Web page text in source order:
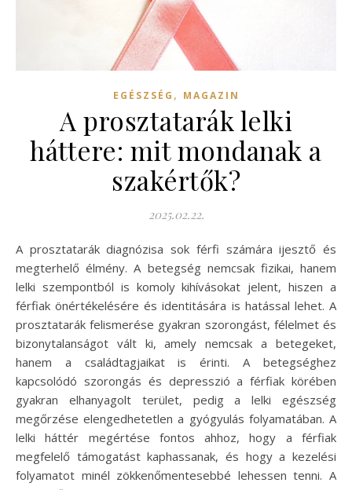
EGÉSZSÉG , MAGAZIN
A prosztatarák lelki
háttere: mit mondanak a
szakértők?
2025.02.22.
A prosztatarák diagnózisa sok férfi számára ijesztő és
megterhelő élmény. A betegség nemcsak fizikai, hanem
lelki szempontból is komoly kihívásokat jelent, hiszen a
férfiak önértékelésére és identitására is hatással lehet. A
prosztatarák felismerése gyakran szorongást, félelmet és
bizonytalanságot vált ki, amely nemcsak a betegeket,
hanem a családtagjaikat is érinti. A betegséghez
kapcsolódó szorongás és depresszió a férfiak körében
gyakran elhanyagolt terület, pedig a lelki egészség
megőrzése elengedhetetlen a gyógyulás folyamatában. A
lelki háttér megértése fontos ahhoz, hogy a férfiak
megfelelő támogatást kaphassanak, és hogy a kezelési
folyamatot minél zökkenőmentesebbé lehessen tenni. A